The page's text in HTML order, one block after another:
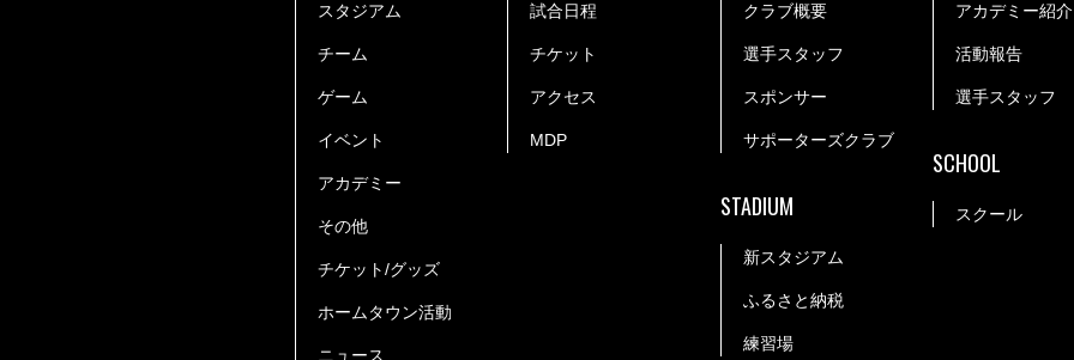
スタジアム
チーム
ゲーム
イベント
アカデミー
その他
チケット/グッズ
ホームタウン活動
ニュース
試合日程
チケット
アクセス
MDP
クラブ概要
選手スタッフ
スポンサー
サポーターズクラブ
STADIUM
新スタジアム
ふるさと納税
練習場
アカデミー紹介
活動報告
選手スタッフ
SCHOOL
スクール